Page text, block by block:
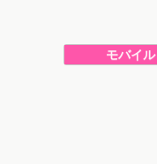
モバイル